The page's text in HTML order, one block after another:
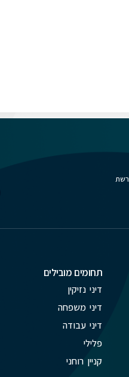
תחומים מובילים
דיני נזיקין
דיני משפחה
דיני עבודה
פלילי
קניין רוחני